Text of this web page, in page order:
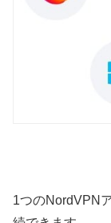
1つのNordVPN